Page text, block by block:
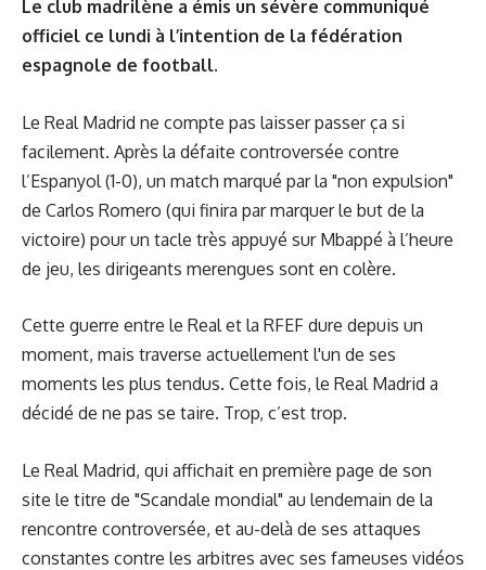
Le club madrilène a émis un sévère communiqué
officiel ce lundi à l’intention de la fédération
espagnole de football.
Le Real Madrid ne compte pas laisser passer ça si
facilement. Après la défaite controversée contre
l’Espanyol (1-0), un match marqué par la "non expulsion"
de Carlos Romero (qui finira par marquer le but de la
victoire) pour un tacle très appuyé sur Mbappé à l’heure
de jeu, les dirigeants merengues sont en colère.
Cette guerre entre le Real et la RFEF dure depuis un
moment, mais traverse actuellement l'un de ses
moments les plus tendus. Cette fois, le Real Madrid a
décidé de ne pas se taire. Trop, c’est trop.
Le Real Madrid, qui affichait en première page de son
site le titre de "Scandale mondial" au lendemain de la
rencontre controversée, et au-delà de ses attaques
constantes contre les arbitres avec ses fameuses vidéos